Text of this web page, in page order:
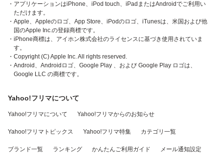
・アプリケーションはiPhone、iPod touch、iPadまたはAndroidでご利用い
ただけます。
・Apple、Appleのロゴ、App Store、iPodのロゴ、iTunesは、米国および他
国のApple Inc.の登録商標です。
・iPhone商標は、アイホン株式会社のライセンスに基づき使用されていま
す。
・Copyright (C) Apple Inc. All rights reserved.
・Android、Androidロゴ、Google Play 、および Google Play ロゴは、
Google LLC の商標です。
Yahoo!フリマについて
Yahoo!フリマについて Yahoo!フリマからのお知らせ
Yahoo!フリマトピックス Yahoo!フリマ特集 カテゴリ一覧
ブランド一覧 ランキング かんたんご利用ガイド メール通知設定